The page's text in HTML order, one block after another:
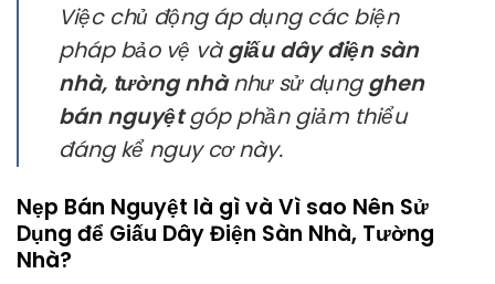
Việc chủ động áp dụng các biện
pháp bảo vệ vàgiấu dây điện sàn
nhà, tường nhànhư sử dụngghen
bán nguyệtgóp phần giảm thiểu
đáng kể nguy cơ này.
Nẹp Bán Nguyệt là gì và Vì sao Nên Sử
Dụng để Giấu Dây Điện Sàn Nhà, Tường
Nhà?